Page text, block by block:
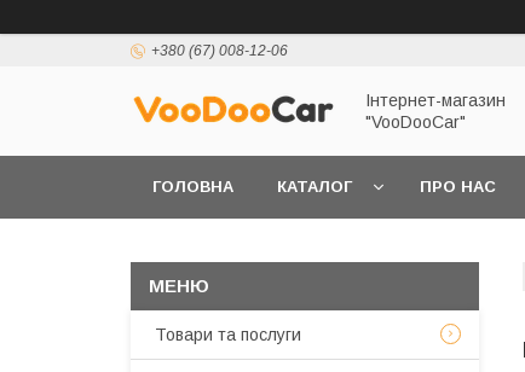
+380 (67) 008-12-06
Інтернет-магазин
"VooDooCar"
ГОЛОВНА КАТАЛОГ ПРО НАС
Товари та послуги